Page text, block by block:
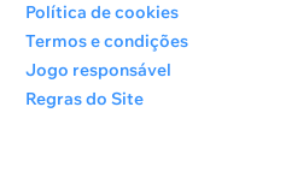
Política de cookies
Termos e condições
Jogo responsável
Regras do Site